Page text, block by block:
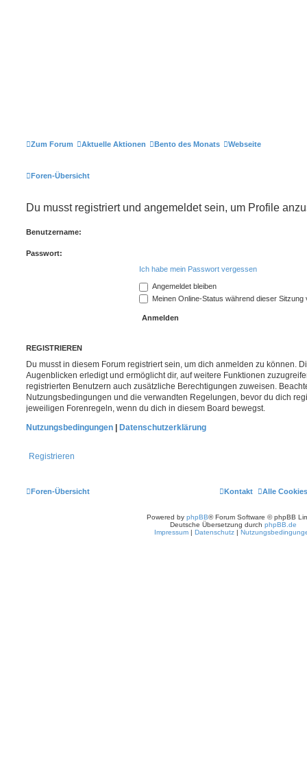
Zum Forum Aktuelle Aktionen Bento des Monats Webseite
Foren-Übersicht
Du musst registriert und angemeldet sein, um Profile
Benutzername:
Passwort:
Ich habe mein Passwort vergessen
Angemeldet bleiben
Meinen Online-Status während dieser Sitzung
REGISTRIEREN
Du musst in diesem Forum registriert sein, um dich anmelden zu können.
Augenblicken erledigt und ermöglicht dir, auf weitere Funktionen
registrierten Benutzern auch zusätzliche Berechtigungen zuweisen.
Nutzungsbedingungen und die verwandten Regelungen, bevor du dich
jeweiligen Forenregeln, wenn du dich in diesem Board bewegst.
Nutzungsbedingungen | Datenschutzerklärung
Registrieren
Foren-Übersicht Alle
Kontakt
Powered by phpBB® Forum Software © phpBB
Deutsche Übersetzung durch phpBB.de
Impressum| Datenschutz|